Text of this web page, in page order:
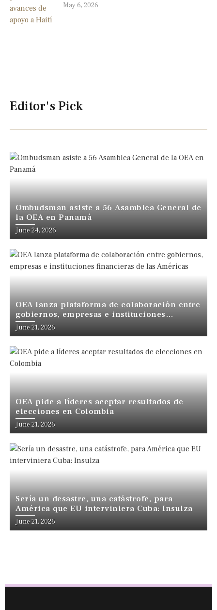
May 6, 2026
Editor's Pick
Ombudsman asiste a 56 Asamblea General de
la OEA en Panamá
June 24, 2026
OEA lanza plataforma de colaboración entre
gobiernos, empresas e instituciones
financieras de las Américas
June 21, 2026
OEA pide a líderes aceptar resultados de
elecciones en Colombia
June 21, 2026
Sería un desastre, una catástrofe, para
América que EU interviniera Cuba: Insulza
June 21, 2026